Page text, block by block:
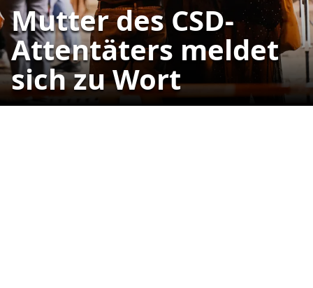
Mutter des CSD-
Attentäters meldet
sich zu Wort